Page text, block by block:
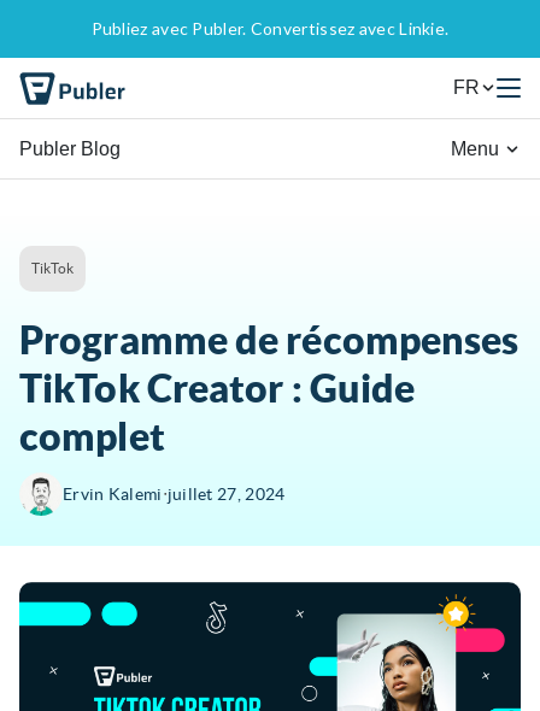
Publiez avec Publer. Convertissez avec Linkie.
FR
Publer Blog Menu
TikTok
Programme de récompenses
TikTok Creator : Guide
complet
Ervin Kalemi∙juillet 27, 2024